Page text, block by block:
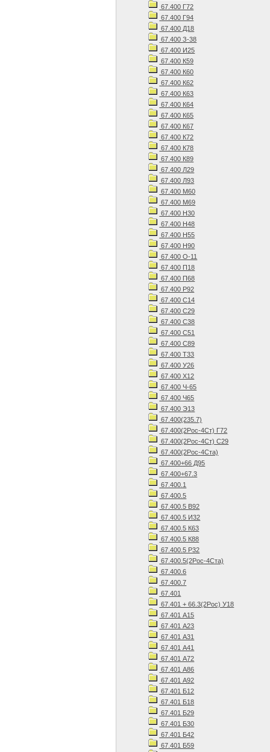
67.400 Г72
67.400 Г94
67.400 Д18
67.400 З-38
67.400 И25
67.400 К59
67.400 К60
67.400 К62
67.400 К63
67.400 К64
67.400 К65
67.400 К67
67.400 К72
67.400 К78
67.400 К89
67.400 Л29
67.400 Л93
67.400 М60
67.400 М69
67.400 Н30
67.400 Н48
67.400 Н55
67.400 Н90
67.400 О-11
67.400 П18
67.400 П68
67.400 Р92
67.400 С14
67.400 С29
67.400 С38
67.400 С51
67.400 С89
67.400 Т33
67.400 У26
67.400 Х12
67.400 Ч-65
67.400 Ч65
67.400 Э13
67.400(235.7)
67.400(2Рос-4Ст) Г72
67.400(2Рос-4Ст) С29
67.400(2Рос-4Ста)
67.400+66 Д95
67.400+67.3
67.400.1
67.400.5
67.400.5 В92
67.400.5 И32
67.400.5 К63
67.400.5 К88
67.400.5 Р32
67.400.5(2Рос-4Ста)
67.400.6
67.400.7
67.401
67.401 + 66.3(2Рос) У18
67.401 А15
67.401 А23
67.401 А31
67.401 А41
67.401 А72
67.401 А86
67.401 А92
67.401 Б12
67.401 Б18
67.401 Б29
67.401 Б30
67.401 Б42
67.401 Б59